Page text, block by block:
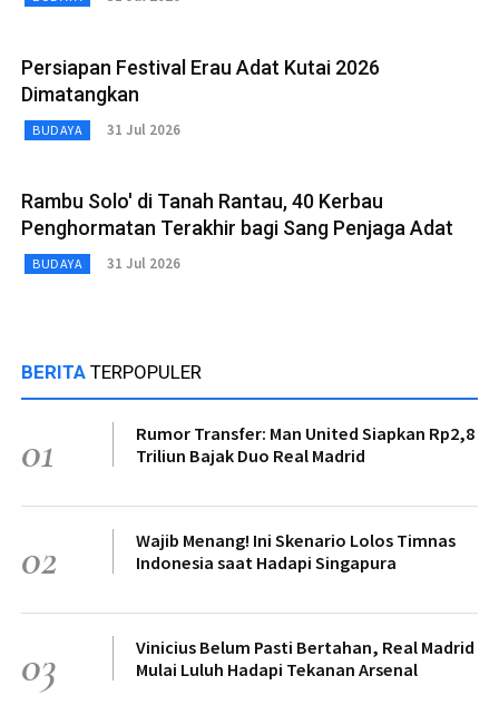
Persiapan Festival Erau Adat Kutai 2026
Dimatangkan
BUDAYA 31 Jul 2026
Rambu Solo' di Tanah Rantau, 40 Kerbau
Penghormatan Terakhir bagi Sang Penjaga Adat
BUDAYA 31 Jul 2026
BERITA TERPOPULER
01
Rumor Transfer: Man United Siapkan Rp2,8
Triliun Bajak Duo Real Madrid
02
Wajib Menang! Ini Skenario Lolos Timnas
Indonesia saat Hadapi Singapura
03
Vinicius Belum Pasti Bertahan, Real Madrid
Mulai Luluh Hadapi Tekanan Arsenal